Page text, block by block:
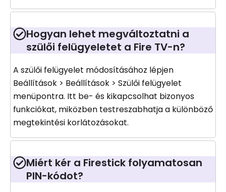
Hogyan lehet megváltoztatni a
szülői felügyeletet a Fire TV-n?
A szülői felügyelet módosításához lépjen
Beállítások > Beállítások > Szülői felügyelet
menüpontra. Itt be- és kikapcsolhat bizonyos
funkciókat, miközben testreszabhatja a különböző
megtekintési korlátozásokat.
Miért kér a Firestick folyamatosan
PIN-kódot?